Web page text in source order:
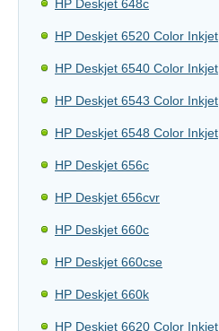
HP Deskjet 648c
HP Deskjet 6520 Color Inkjet
HP Deskjet 6540 Color Inkjet
HP Deskjet 6543 Color Inkjet
HP Deskjet 6548 Color Inkjet
HP Deskjet 656c
HP Deskjet 656cvr
HP Deskjet 660c
HP Deskjet 660cse
HP Deskjet 660k
HP Deskjet 6620 Color Inkjet